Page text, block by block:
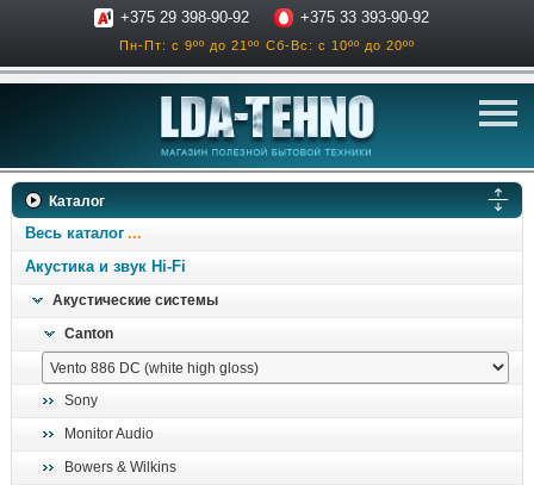
+375 29 398-90-92 +375 33 393-90-92
Пн-Пт: с 9ºº до 21ºº Сб-Вс: с 10ºº до 20ºº
телевизоры
ресиверы, усилители
климатехника
Каталог
Весь каталог
Акустика и звук Hi-Fi
Акустические системы
Canton
Sony
Monitor Audio
Bowers & Wilkins